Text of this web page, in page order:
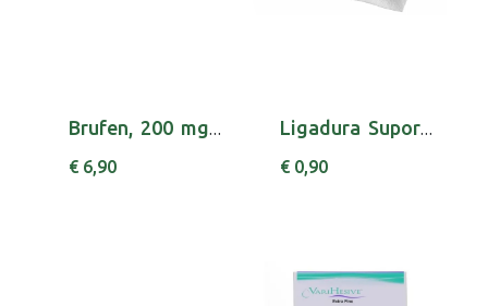
Brufen, 200 mg x 20 comp rev
€ 6,90
Ligadura Supor Bv 5mx6cm X10 415/019
€ 0,90